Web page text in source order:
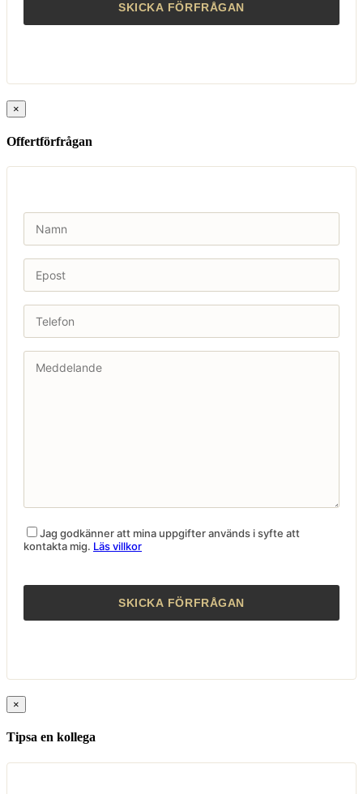
×
Offertförfrågan
Jag godkänner att mina uppgifter används i syfte att
kontakta mig. Läs villkor
×
Tipsa en kollega